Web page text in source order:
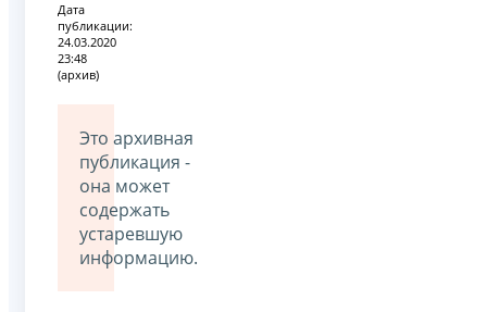
Дата
публикации:
24.03.2020
23:48
(архив)
Это архивная
публикация -
она может
содержать
устаревшую
информацию.